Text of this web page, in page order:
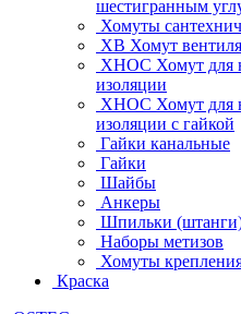
шестигранным
Хомуты
ХВ Хомут
ХНОС Хомут для
изоляции
ХНОС Хомут для
изоляции с гайкой
Гайки канальные
Гайки
Шайбы
Анкеры
Шпильки (штанги)
Наборы метизов
Хомуты
Краска